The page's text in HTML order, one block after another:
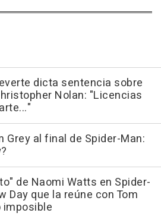
dicta sentencia sobre
Nolan: "Licencias
Grey al final de Spider-Man:
de Naomi Watts en Spider-
Day que la reúne con Tom
imposible